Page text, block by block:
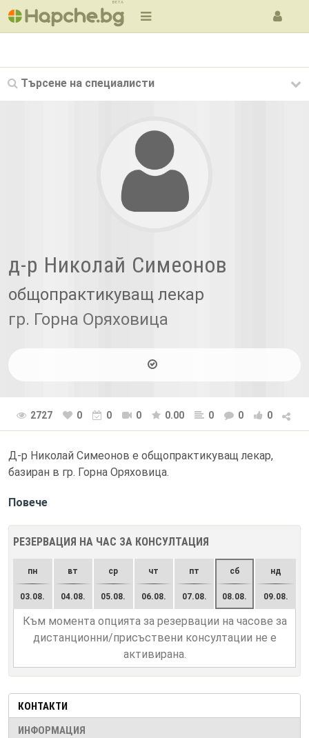
BETA
Търсене на специалисти
д-р Николай Симеонов
общопрактикуващ лекар
гр. Горна Оряховица
2727 0 0 0 0.00 0 0 0
Д-р Николай Симеонов е общопрактикуващ лекар,
базиран в гр. Горна Оряховица.
Повече
РЕЗЕРВАЦИЯ НА ЧАС ЗА КОНСУЛТАЦИЯ
пн
03.08.
вт
04.08.
ср
05.08.
чт
06.08.
пт
07.08.
сб
08.08.
нд
09.08.
Към момента опцията за резервации на часове за
дистанционни/присъствени консултации не е
активирана.
КОНТАКТИ
ИНФОРМАЦИЯ